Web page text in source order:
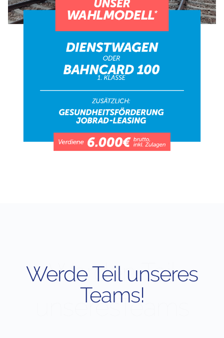
Werden Teil
unseresTeams
Werde Teil unseres
Teams!